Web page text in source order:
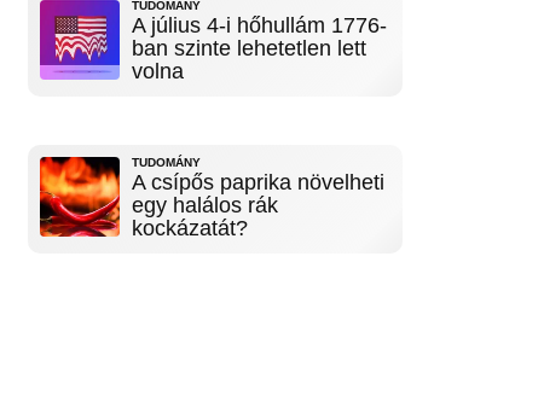
TUDOMÁNY
A július 4-i hőhullám 1776-
ban szinte lehetetlen lett
volna
TUDOMÁNY
A csípős paprika növelheti
egy halálos rák
kockázatát?